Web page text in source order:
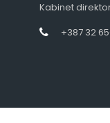
Kabinet
+387 32